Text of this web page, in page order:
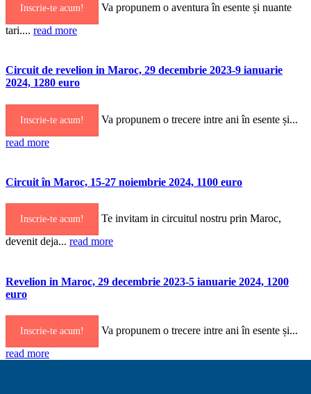
Inscrie-te acum!
Va propunem o aventura în esente și nuante
tari.... read more
Circuit de revelion in Maroc, 29 decembrie 2023-9 ianuarie
2024, 1280 euro
Inscrie-te acum!
Va propunem o trecere intre ani în esente și...
read more
Circuit în Maroc, 15-27 noiembrie 2024, 1100 euro
Inscrie-te acum!
Te invitam in circuitul nostru prin Maroc,
devenit deja... read more
Revelion in Maroc, 29 decembrie 2023-5 ianuarie 2024, 1200
euro
Inscrie-te acum!
Va propunem o trecere intre ani în esente și...
read more